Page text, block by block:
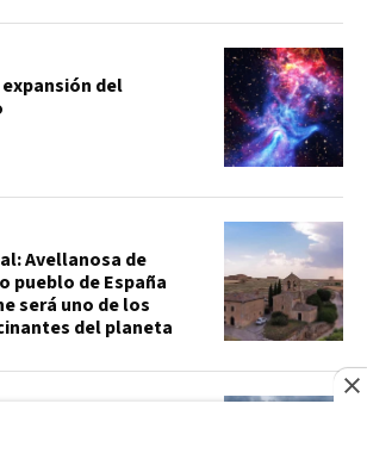
del
Avellanosa de
pueblo de España
será uno de los
del planeta